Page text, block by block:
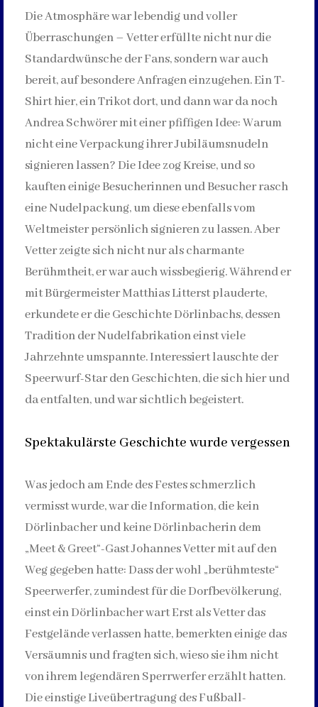
Die Atmosphäre war lebendig und voller
Überraschungen – Vetter erfüllte nicht nur die
Standardwünsche der Fans, sondern war auch
bereit, auf besondere Anfragen einzugehen. Ein T-
Shirt hier, ein Trikot dort, und dann war da noch
Andrea Schwörer mit einer pfiffigen Idee: Warum
nicht eine Verpackung ihrer Jubiläumsnudeln
signieren lassen? Die Idee zog Kreise, und so
kauften einige Besucherinnen und Besucher rasch
eine Nudelpackung, um diese ebenfalls vom
Weltmeister persönlich signieren zu lassen. Aber
Vetter zeigte sich nicht nur als charmante
Berühmtheit, er war auch wissbegierig. Während er
mit Bürgermeister Matthias Litterst plauderte,
erkundete er die Geschichte Dörlinbachs, dessen
Tradition der Nudelfabrikation einst viele
Jahrzehnte umspannte. Interessiert lauschte der
Speerwurf-Star den Geschichten, die sich hier und
da entfalten, und war sichtlich begeistert.
Spektakulärste Geschichte wurde vergessen
Was jedoch am Ende des Festes schmerzlich
vermisst wurde, war die Information, die kein
Dörlinbacher und keine Dörlinbacherin dem
„Meet & Greet“-Gast Johannes Vetter mit auf den
Weg gegeben hatte: Dass der wohl „berühmteste“
Speerwerfer, zumindest für die Dorfbevölkerung,
einst ein Dörlinbacher wart Erst als Vetter das
Festgelände verlassen hatte, bemerkten einige das
Versäumnis und fragten sich, wieso sie ihm nicht
von ihrem legendären Sperrwerfer erzählt hatten.
Die einstige Liveübertragung des Fußball-